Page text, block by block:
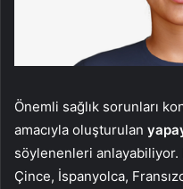
Önemli sağlık sorunları
amacıyla oluşturulan
söylenenleri
Çince, İspanyolca,